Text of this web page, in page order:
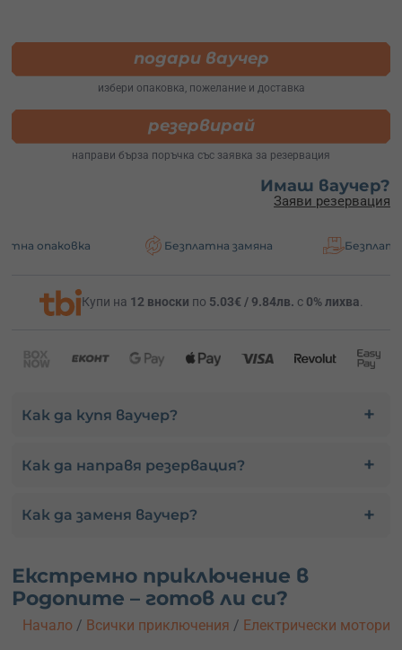
подари ваучер
избери опаковка, пожелание и доставка
резервирай
направи бърза поръчка със заявка за резервация
Имаш ваучер?
Заяви резервация
Безплатна замяна Безплатна доставка
Купи на 12 вноски по 5.03€ / 9.84лв. с 0% лихва
Как да купя ваучер?
Как да направя резервация?
Как да заменя ваучер?
Екстремно приключение в
Родопите – готов ли си?
Начало / Всички приключения / Електрически мотори